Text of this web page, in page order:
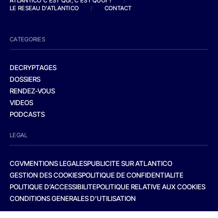
LE RESEAU D'ATLANTICO
/ CONTACT
CATEGORIES
DECRYPTAGES
DOSSIERS
RENDEZ-VOUS
VIDEOS
PODCASTS
LEGAL
CGVMENTIONS LEGALESPUBLICITE SUR ATLANTICO
GESTION DES COOKIESPOLITIQUE DE CONFIDENTIALITE
POLITIQUE D’ACCESSIBILITEPOLITIQUE RELATIVE AUX COOKIES
CONDITIONS GENERALES D’UTILISATION